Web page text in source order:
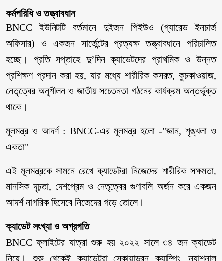
কর্মপরিধি ও তত্ত্বাবধান
BNCC ইউনিটটি বর্তমানে দুইজন পিইউও (প্যারেড ইনচার্জ
অফিসার) ও একজন সার্জেন্টের প্রত্যক্ষ তত্ত্বাবধানে পরিচালিত
হচ্ছে। প্রতি সপ্তাহে দু’দিন ক্যাডেটদের প্রাথমিক ও উন্নত
প্রশিক্ষণ প্রদান করা হয়, যার মধ্যে শারীরিক কসরত, কুচকাওয়াজ,
নেতৃত্বের অনুশীলন ও জাতীয় সচেতনতা গঠনের কার্যক্রম অন্তর্ভুক্ত
থাকে।
মূলমন্ত্র ও আদর্শ : BNCC-এর মূলমন্ত্র হলো -"জ্ঞান, শৃঙ্খলা ও
একতা"
এই মূলমন্ত্রকে সামনে রেখে ক্যাডেটরা নিজেদের শারীরিক সক্ষমতা,
মানসিক দৃঢ়তা, দেশপ্রেম ও নেতৃত্বের গুণাবলি অর্জন করে একজন
আদর্শ নাগরিক হিসেবে নিজেদের গড়ে তোলে।
ক্যাডেট সংখ্যা ও অগ্রগতি
BNCC ফ্লাইটের যাত্রা শুরু হয় ২০২২ সালে ৩৪ জন ক্যাডেট
নিয়ে। শুরু থেকেই ক্যাডেটরা স্কোয়াড্রন ক্যাম্পিং, ন্যাশনাল